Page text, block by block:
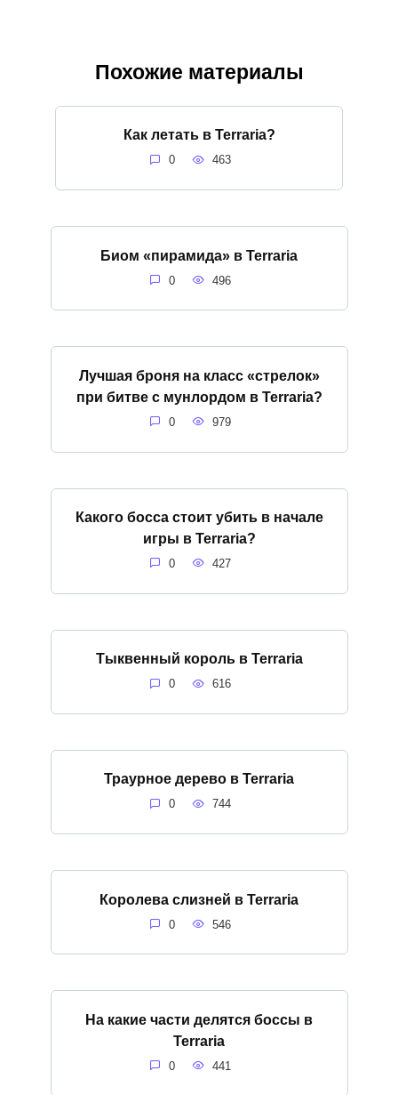
Похожие материалы
Как летать в Terraria?
0 463
Биом «пирамида» в Terraria
0 496
Лучшая броня на класс «стрелок»
при битве с мунлордом в Terraria?
0 979
Какого босса стоит убить в начале
игры в Terraria?
0 427
Тыквенный король в Terraria
0 616
Траурное дерево в Terraria
0 744
Королева слизней в Terraria
0 546
На какие части делятся боссы в
Terraria
0 441